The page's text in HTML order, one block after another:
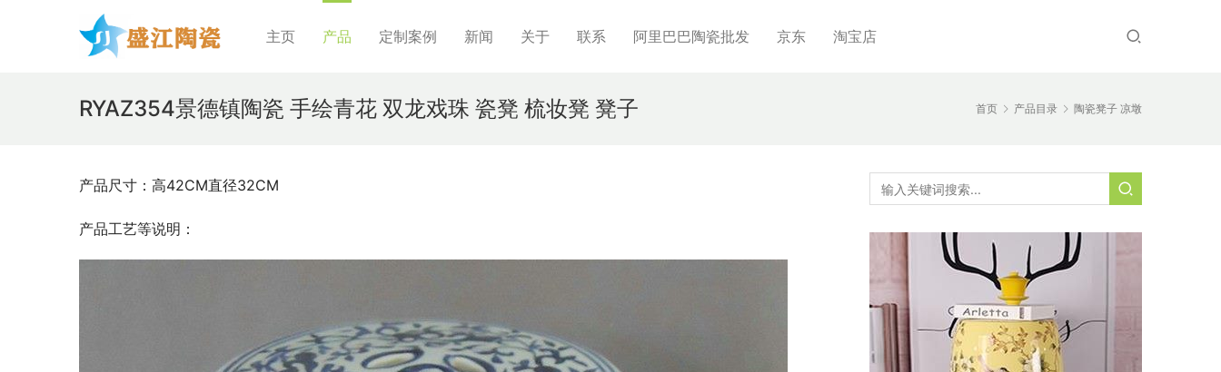
主页 产品 定制案例 新闻 关于 联系 阿里巴巴陶瓷批发 京东 淘宝店
首页 产品目录 陶瓷凳子 凉墩
RYAZ354景德镇陶瓷 手绘青花 双龙戏珠 瓷凳 梳妆凳 凳子
产品尺寸：高42CM直径32CM
产品工艺等说明：